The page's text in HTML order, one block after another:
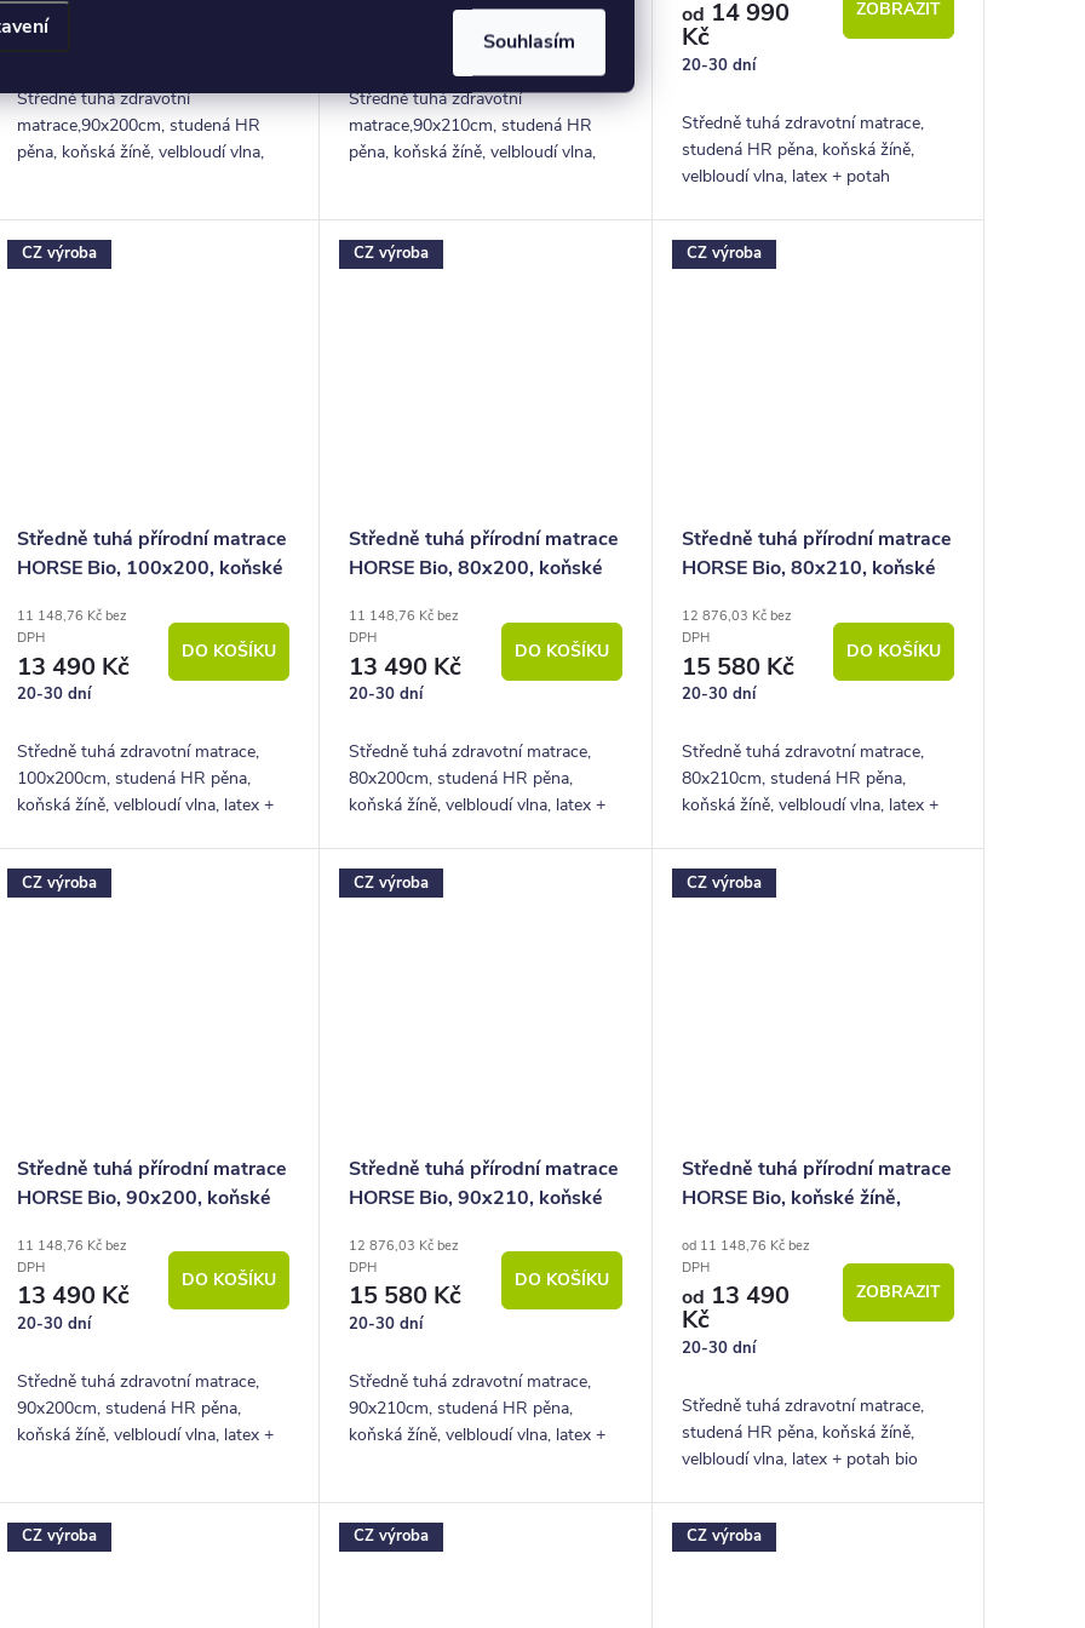
Souhlasím
14 990 Kč
Středně tuhá zdravotní
matrace,90x200cm, studená HR
pěna, koňská žíně, velbloudí vlna,
17 240 Kč
Středně tuhá zdravotní
matrace,90x210cm, studená HR
pěna, koňská žíně, velbloudí vlna,
od 14 990
Kč
20-30 dní
ZOBRAZIT
Středně tuhá zdravotní matrace,
studená HR pěna, koňská žíně,
velbloudí vlna, latex + potah
CZ výroba
Středně tuhá přírodní matrace
HORSE Bio, 100x200, koňské
11 148,76 Kč bez
DPH
13 490 Kč
20-30 dní
DO KOŠÍKU
Středně tuhá zdravotní matrace,
100x200cm, studená HR pěna,
koňská žíně, velbloudí vlna, latex +
CZ výroba
Středně tuhá přírodní matrace
HORSE Bio, 80x200, koňské
11 148,76 Kč bez
DPH
13 490 Kč
20-30 dní
DO KOŠÍKU
Středně tuhá zdravotní matrace,
80x200cm, studená HR pěna,
koňská žíně, velbloudí vlna, latex +
CZ výroba
Středně tuhá přírodní matrace
HORSE Bio, 80x210, koňské
12 876,03 Kč bez
DPH
15 580 Kč
20-30 dní
DO KOŠÍKU
Středně tuhá zdravotní matrace,
80x210cm, studená HR pěna,
koňská žíně, velbloudí vlna, latex +
CZ výroba
Středně tuhá přírodní matrace
HORSE Bio, 90x200, koňské
11 148,76 Kč bez
DPH
13 490 Kč
20-30 dní
DO KOŠÍKU
Středně tuhá zdravotní matrace,
90x200cm, studená HR pěna,
koňská žíně, velbloudí vlna, latex +
CZ výroba
Středně tuhá přírodní matrace
HORSE Bio, 90x210, koňské
12 876,03 Kč bez
DPH
15 580 Kč
20-30 dní
DO KOŠÍKU
Středně tuhá zdravotní matrace,
90x210cm, studená HR pěna,
koňská žíně, velbloudí vlna, latex +
CZ výroba
Středně tuhá přírodní matrace
HORSE Bio, koňské žíně,
od 11 148,76 Kč bez
DPH
od 13 490
Kč
20-30 dní
ZOBRAZIT
Středně tuhá zdravotní matrace,
studená HR pěna, koňská žíně,
velbloudí vlna, latex + potah bio
CZ výroba CZ výroba CZ výroba